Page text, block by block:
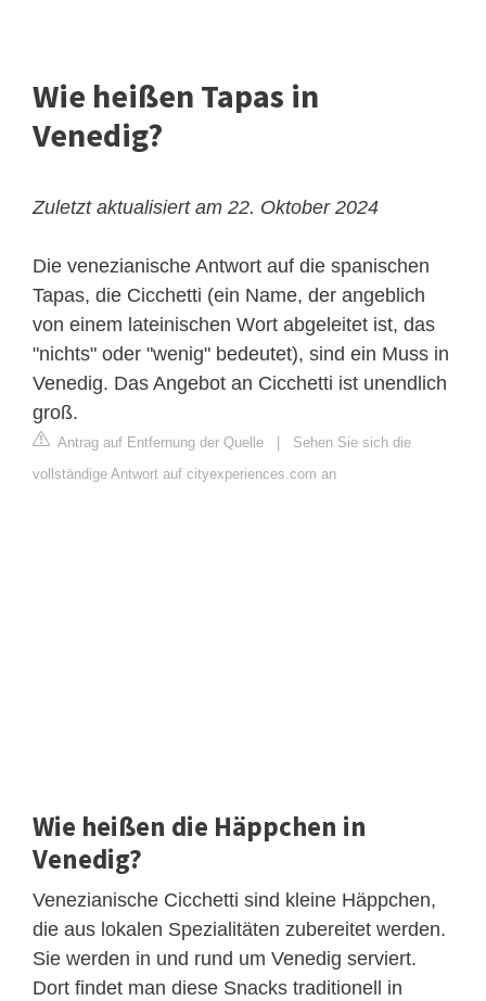
Wie heißen Tapas in
Venedig?
Zuletzt aktualisiert am 22. Oktober 2024
Die venezianische Antwort auf die spanischen
Tapas, die Cicchetti (ein Name, der angeblich
von einem lateinischen Wort abgeleitet ist, das
"nichts" oder "wenig" bedeutet), sind ein Muss in
Venedig. Das Angebot an Cicchetti ist unendlich
groß.
Antrag auf Entfernung der Quelle
Sehen Sie sich die
vollständige Antwort auf cityexperiences.com an
Wie heißen die Häppchen in
Venedig?
Venezianische Cicchetti sind kleine Häppchen,
die aus lokalen Spezialitäten zubereitet werden.
Sie werden in und rund um Venedig serviert.
Dort findet man diese Snacks traditionell in